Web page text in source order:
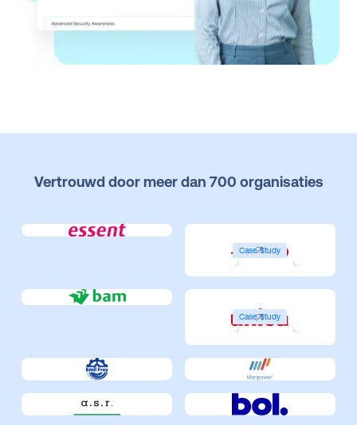
Vertrouwd door meer dan 700 organisaties
Case Study
Case Study